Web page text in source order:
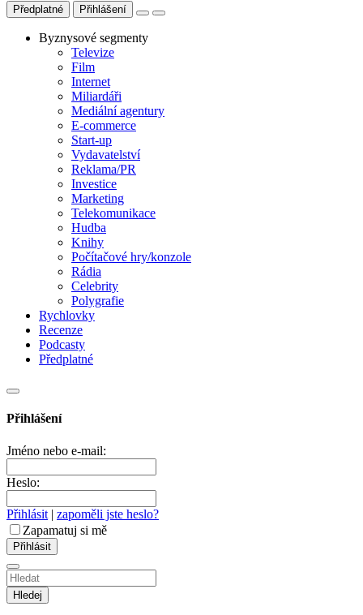
Předplatné Přihlášení
Byznysové segmenty
Televize
Film
Internet
Miliardáři
Mediální agentury
E-commerce
Start-up
Vydavatelství
Reklama/PR
Investice
Marketing
Telekomunikace
Hudba
Knihy
Počítačové hry/konzole
Rádia
Celebrity
Polygrafie
Rychlovky
Recenze
Podcasty
Předplatné
Přihlášení
Jméno nebo e-mail:
Heslo:
Přihlásit | zapoměli jste heslo?
Zapamatuj si mě
Hledej